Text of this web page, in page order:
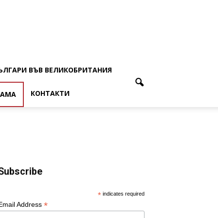
ВЪВ ВЕЛИКОБРИТАНИЯ
КОНТАКТИ
* indicates required
Address *